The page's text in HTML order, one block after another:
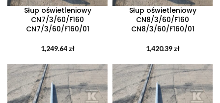
Słup oświetleniowy
CN7/3/60/F160
CN7/3/60/F160/01
1,249.64 zł
Słup oświetleniowy
CN8/3/60/F160
CN8/3/60/F160/01
1,420.39 zł